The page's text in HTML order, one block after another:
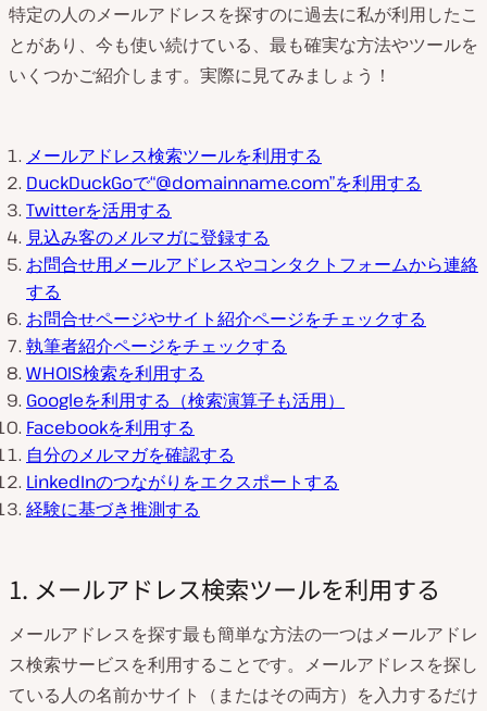
特定の人のメールアドレスを探すのに過去に私が利用したこ
とがあり、今も使い続けている、最も確実な方法やツールを
いくつかご紹介します。実際に見てみましょう！
メールアドレス検索ツールを利用する
DuckDuckGoで“@domainname.com”を利用する
Twitterを活用する
見込み客のメルマガに登録する
お問合せ用メールアドレスやコンタクトフォームから連絡
する
お問合せページやサイト紹介ページをチェックする
執筆者紹介ページをチェックする
WHOIS検索を利用する
Googleを利用する（検索演算子も活用）
Facebookを利用する
自分のメルマガを確認する
LinkedInのつながりをエクスポートする
経験に基づき推測する
1. メールアドレス検索ツールを利用する
メールアドレスを探す最も簡単な方法の一つはメールアドレ
ス検索サービスを利用することです。メールアドレスを探し
ている人の名前かサイト（またはその両方）を入力するだけ